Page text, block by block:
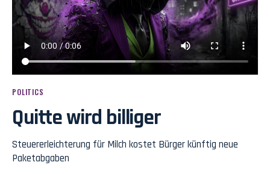
POLITICS
Quitte wird billiger
Steuererleichterung für Milch kostet Bürger künftig neue
Paketabgaben